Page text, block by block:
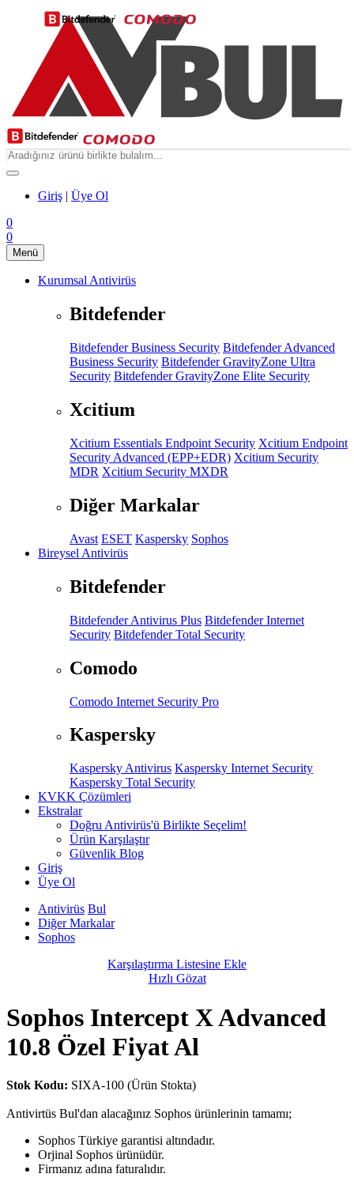
Giriş
Üye Ol
0
0
Menü
Kurumsal Antivirüs
Bitdefender
Bitdefender Business Security Bitdefender Advanced
Business Security Bitdefender GravityZone Ultra
Security Bitdefender GravityZone Elite Security
Xcitium
Xcitium Essentials Endpoint Security Xcitium Endpoint
Security Advanced (EPP+EDR) Xcitium Security
MDR Xcitium Security MXDR
Diğer Markalar
Avast ESET Kaspersky Sophos
Bireysel Antivirüs
Bitdefender
Bitdefender Antivirus Plus Bitdefender Internet
Security Bitdefender Total Security
Comodo
Comodo Internet Security Pro
Kaspersky
Kaspersky Antivirus Kaspersky Internet Security
Kaspersky Total Security
KVKK Çözümleri
Ekstralar
Doğru Antivirüs'ü Birlikte Seçelim!
Ürün Karşılaştır
Güvenlik Blog
Giriş
Üye Ol
Antivirüs Bul
Diğer Markalar
Sophos
Karşılaştırma Listesine Ekle
Hızlı Gözat
Sophos Intercept X Advanced
10.8 Özel Fiyat Al
Stok Kodu: SIXA-100 (Ürün Stokta)
Antivirtüs Bul'dan alacağınız Sophos ürünlerinin tamamı;
Sophos Türkiye garantisi altındadır.
Orjinal Sophos ürünüdür.
Firmanız adına faturalıdır.